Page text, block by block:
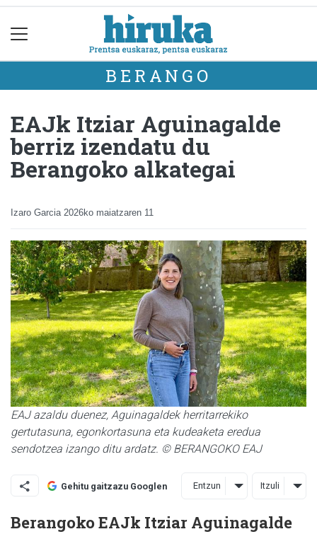
BERANGO
EAJk Itziar Aguinagalde
berriz izendatu du
Berangoko alkategai
Izaro Garcia 2026ko maiatzaren 11
EAJ azaldu duenez, Aguinagaldek herritarrekiko
gertutasuna, egonkortasuna eta kudeaketa eredua
sendotzea izango ditu ardatz. © BERANGOKO EAJ
Gehitu gaitzazu Googlen Entzun Itzuli
Berangoko EAJk Itziar Aguinagalde